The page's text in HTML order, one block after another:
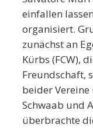
einfallen
organisiert.
zunächst an
Kürbs (FCW),
Freundschaft,
beider Vereine
Schwaab und
überbrachte